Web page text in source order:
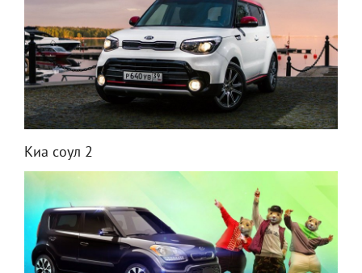
Киа соул 2